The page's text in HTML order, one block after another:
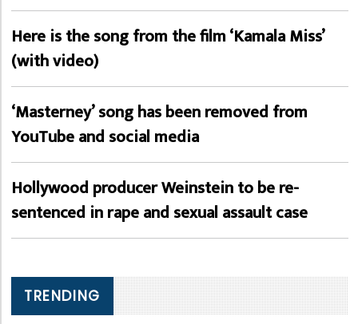
Here is the song from the film ‘Kamala Miss’
(with video)
‘Masterney’ song has been removed from
YouTube and social media
Hollywood producer Weinstein to be re-
sentenced in rape and sexual assault case
TRENDING